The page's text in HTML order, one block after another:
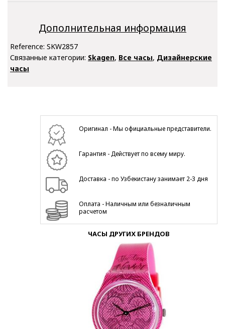
Дополнительная информация
Reference: SKW2857
Связанные категории: Skagen, Все часы, Дизайнерские
часы
Оригинал - Мы официальные представители.
Гарантия - Действует по всему миру.
Доставка - по Узбекистану занимает 2-3 дня
Оплата - Наличным или безналичным
расчетом
ЧАСЫ ДРУГИХ БРЕНДОВ